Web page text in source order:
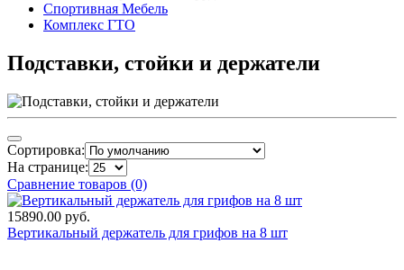
Спортивная Мебель
Комплекс ГТО
Подставки, стойки и держатели
Сортировка:
На странице:
Сравнение товаров (0)
15890.00 руб.
Вертикальный держатель для грифов на 8 шт